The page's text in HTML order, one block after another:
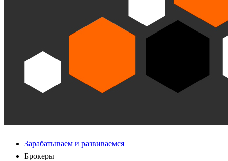
Зарабатываем и развиваемся
Брокеры